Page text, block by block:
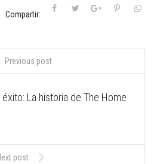
Compartir:
Previous post
La historia de The Home
post